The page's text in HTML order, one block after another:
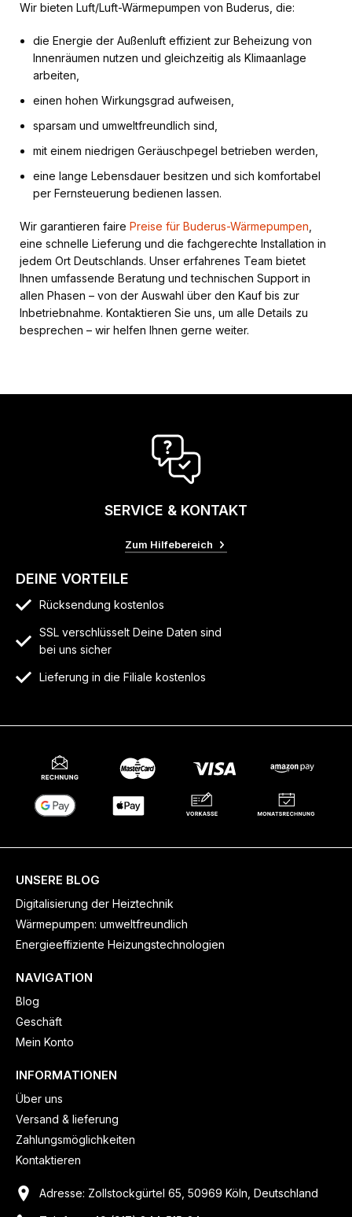
Wir bieten Luft/Luft-Wärmepumpen von Buderus, die:
die Energie der Außenluft effizient zur Beheizung von
Innenräumen nutzen und gleichzeitig als Klimaanlage
arbeiten,
einen hohen Wirkungsgrad aufweisen,
sparsam und umweltfreundlich sind,
mit einem niedrigen Geräuschpegel betrieben werden,
eine lange Lebensdauer besitzen und sich komfortabel
per Fernsteuerung bedienen lassen.
Wir garantieren faire Preise für Buderus-Wärmepumpen
eine schnelle Lieferung und die fachgerechte Installation in
jedem Ort Deutschlands. Unser erfahrenes Team bietet
Ihnen umfassende Beratung und technischen Support in
allen Phasen – von der Auswahl über den Kauf bis zur
Inbetriebnahme. Kontaktieren Sie uns, um alle Details zu
besprechen – wir helfen Ihnen gerne weiter.
SERVICE & KONTAKT
Zum Hilfebereich
DEINE VORTEILE
Rücksendung kostenlos
SSL verschlüsselt Deine Daten sind
bei uns sicher
Lieferung in die Filiale kostenlos
UNSERE BLOG
Digitalisierung der Heiztechnik
Wärmepumpen: umweltfreundlich
Energieeffiziente Heizungstechnologien
NAVIGATION
Blog
Geschäft
Mein Konto
INFORMATIONEN
Über uns
Versand & lieferung
Zahlungsmöglichkeiten
Kontaktieren
Adresse: Zollstockgürtel 65, 50969 Köln, Deutschland